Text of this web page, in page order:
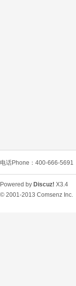
电话Phone：400-666-5691
Powered by Discuz! X3.4
© 2001-2013 Comsenz Inc.